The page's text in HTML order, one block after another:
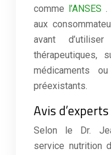
comme l’ANSES .
aux
avant
thérapeutiques,
médicaments
préexistants.
Avis d’experts
Selon le Dr.
service nutrition